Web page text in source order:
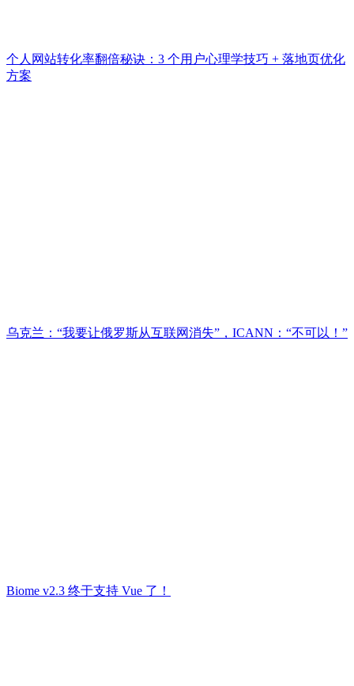
个人网站转化率翻倍秘诀：3 个用户心理学技巧 + 落地页优化
方案
乌克兰：“我要让俄罗斯从互联网消失”，ICANN：“不可以！”
Biome v2.3 终于支持 Vue 了！